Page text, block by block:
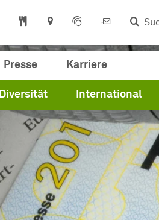
Presse Karriere
Diversität International